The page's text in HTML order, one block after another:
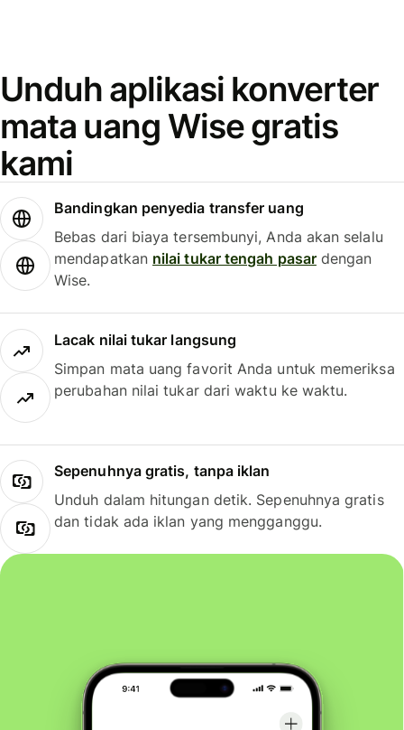
Unduh aplikasi konverter
mata uang Wise gratis
kami
Bandingkan penyedia transfer uang
Bebas dari biaya tersembunyi, Anda akan selalu
mendapatkan nilai tukar tengah pasardengan
Wise.
Lacak nilai tukar langsung
Simpan mata uang favorit Anda untuk memeriksa
perubahan nilai tukar dari waktu ke waktu.
Sepenuhnya gratis, tanpa iklan
Unduh dalam hitungan detik. Sepenuhnya gratis
dan tidak ada iklan yang mengganggu.